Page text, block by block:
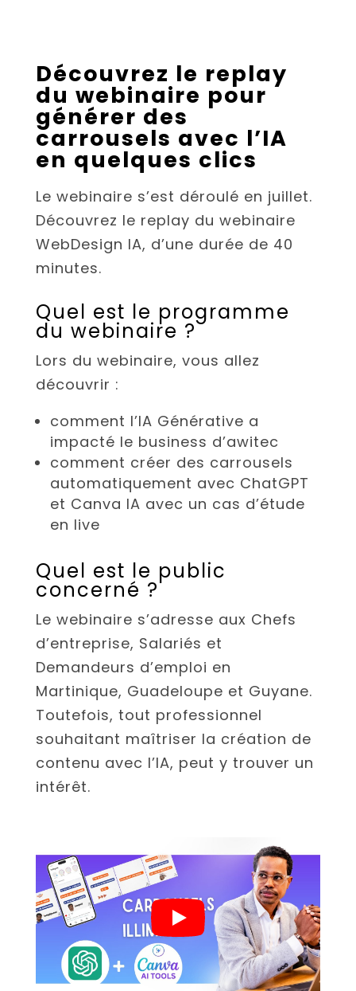
Découvrez le replay
du webinaire pour
générer des
carrousels avec l’IA
en quelques clics
Le webinaire s’est déroulé en juillet.
Découvrez le replay du webinaire
WebDesign IA, d’une durée de 40
minutes.
Quel est le programme
du webinaire ?
Lors du webinaire, vous allez
découvrir :
comment l’IA Générative a
impacté le business d’awitec
comment créer des carrousels
automatiquement avec ChatGPT
et Canva IA avec un cas d’étude
en live
Quel est le public
concerné ?
Le webinaire s’adresse aux Chefs
d’entreprise, Salariés et
Demandeurs d’emploi en
Martinique, Guadeloupe et Guyane.
Toutefois, tout professionnel
souhaitant maîtriser la création de
contenu avec l’IA, peut y trouver un
intérêt.